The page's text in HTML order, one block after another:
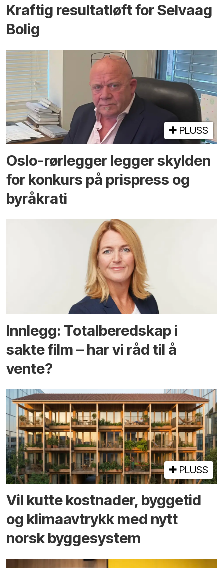
Kraftig resultatløft for Selvaag
Bolig
PLUSS
Oslo-rørlegger legger skylden
for konkurs på prispress og
byråkrati
Innlegg: Totalberedskap i
sakte film – har vi råd til å
vente?
PLUSS
Vil kutte kostnader, byggetid
og klima­avtrykk med nytt
norsk bygge­system